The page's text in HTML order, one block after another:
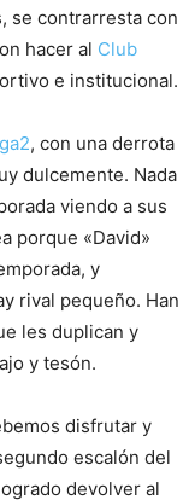
se contrarresta con
hacer al Club
e institucional.
, con una derrota
dulcemente. Nada
viendo a sus
porque «David»
y
rival pequeño. Han
les duplican y
y tesón.
disfrutar y
escalón del
devolver al